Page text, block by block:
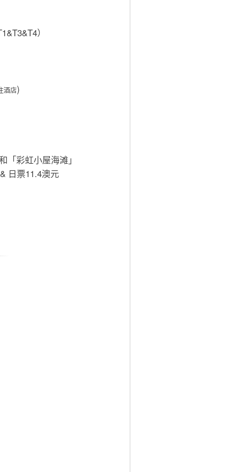
）
酒店)
彩虹小屋海滩」
日票11.4澳元